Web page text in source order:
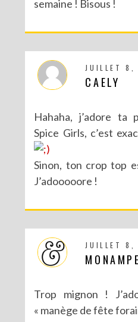
semaine ! Bisous !
JUILLET 8,
CAELY
Hahaha, j’adore ta
Spice Girls, c’est
Sinon, ton crop top
J’adooooore !
JUILLET 8,
Trop mignon !
« manège de fête